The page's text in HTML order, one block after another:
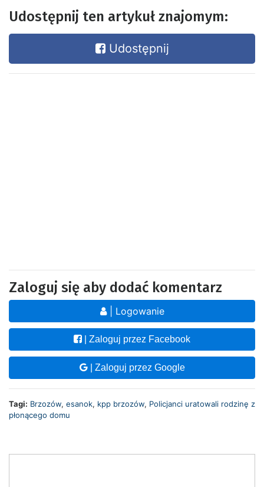
Udostępnij ten artykuł znajomym:
Udostępnij
Zaloguj się aby dodać komentarz
| Logowanie
| Zaloguj przez Facebook
| Zaloguj przez Google
Tagi: Brzozów, esanok, kpp brzozów, Policjanci uratowali rodzinę z
płonącego domu